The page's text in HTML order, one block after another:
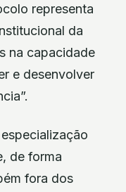
representa
da
na capacidade
e desenvolver
de forma
fora dos